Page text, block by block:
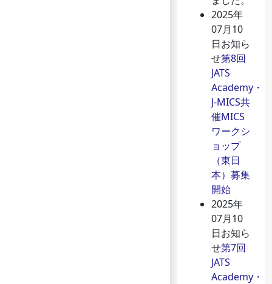
2025年
07月10
日お知ら
せ第8回
JATS
Academy・
J-MICS共
催MICS
ワークシ
ョップ
（東日
本）募集
開始
2025年
07月10
日お知ら
せ第7回
JATS
Academy・